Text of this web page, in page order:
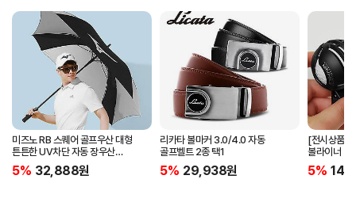
미즈노 RB 스퀘어 골프우산 대형
튼튼한 UV차단 자동 장우산
5LKY22100
5% 32,888원
리카타 볼마커 3.0/4.0 자동
골프벨트 2종 택1
5% 29,938원
[전시상품]
볼라이너 +
5%